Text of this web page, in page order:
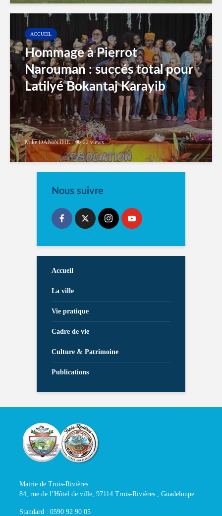
ACCUEIL
Hommage à Pierrot
Narouman : succés total pour
Latilyé Bokantaj Karayib
Mike DANINTHE 22 views
Nous suivre
Accueil
La ville
Vie pratique
Cadre de vie
Culture & Patrimoine
Publications
Mairie de Trois-Rivières
84, rue de l’Hôtel de ville, 97114 Trois-Rivières , Guadeloupe
Standard : 0590 92 90 05